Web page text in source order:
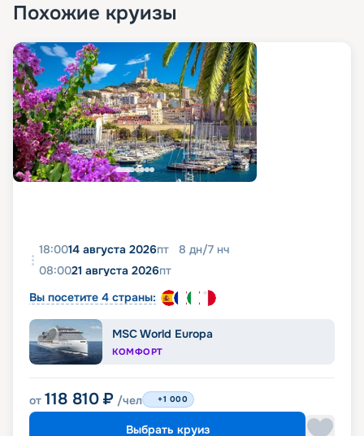
Похожие круизы
18:0014 августа 2026пт 8 дн/7 нч
08:0021 августа 2026пт
Вы посетите 4 страны:
MSC World Europa
КОМФОРТ
от 118 810 ₽ /чел +1 000
Выбрать круиз